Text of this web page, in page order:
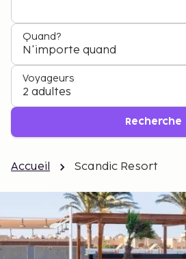
Quand?
N'importe quand
Voyageurs
2 adultes
Recherche
Accueil Scandic Resort